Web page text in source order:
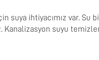
suya ihtiyacımız var. Su
Kanalizasyon suyu